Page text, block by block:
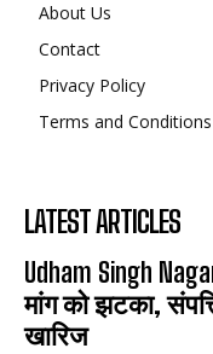
About Us
Contact
Privacy Policy
Terms and Conditions
LATEST ARTICLES
Udham Singh
मांग को झटका,
खारिज